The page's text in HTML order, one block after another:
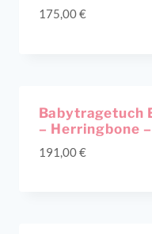
175,00€
Babytragetuch
– Herringbone
191,00€